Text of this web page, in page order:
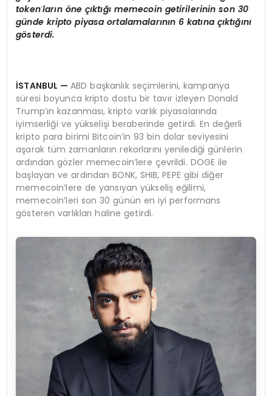
token’ların öne çıktığı memecoin getirilerinin son 30
günde kripto piyasa ortalamalarının 6 katına çıktığını
gösterdi.
İSTANBUL —ABD başkanlık seçimlerini, kampanya
süresi boyunca kripto dostu bir tavır izleyen Donald
Trump’ın kazanması, kripto varlık piyasalarında
iyimserliği ve yükselişi beraberinde getirdi. En değerli
kripto para birimi Bitcoin’in 93 bin dolar seviyesini
aşarak tüm zamanların rekorlarını yenilediği günlerin
ardından gözler memecoin’lere çevrildi. DOGE ile
başlayan ve ardından BONK, SHIB, PEPE gibi diğer
memecoin’lere de yansıyan yükseliş eğilimi,
memecoin’leri son 30 günün en iyi performans
gösteren varlıkları haline getirdi.